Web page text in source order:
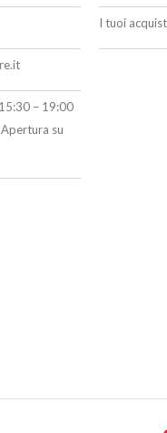
– 19:00
su
I tuoi